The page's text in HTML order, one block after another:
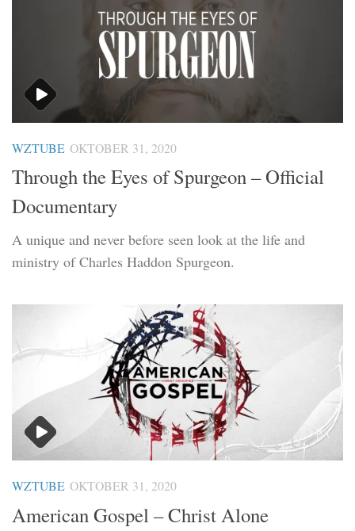
WZTUBE OKTOBER 31, 2020
Through the Eyes of Spurgeon – Official
Documentary
A unique and never before seen look at the life and
ministry of Charles Haddon Spurgeon.
WZTUBE OKTOBER 31, 2020
American Gospel – Christ Alone